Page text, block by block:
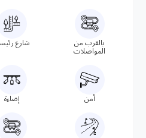
بالقرب من
المواصلات
شارع
أمن إضاءة